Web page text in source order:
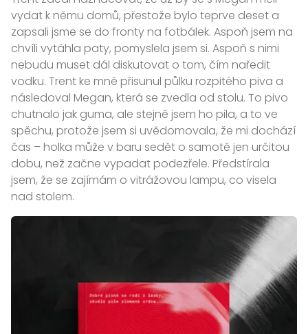
vydat k němu domů, přestože bylo teprve deset a
zapsali jsme se do fronty na fotbálek. Aspoň jsem na
chvíli vytáhla paty, pomyslela jsem si. Aspoň s nimi
nebudu muset dál diskutovat o tom, čím naředit
vodku. Trent ke mně přisunul půlku rozpitého piva a
následoval Megan, která se zvedla od stolu. To pivo
chutnalo jak guma, ale stejně jsem ho pila, a to ve
spěchu, protože jsem si uvědomovala, že mi dochází
čas – holka může v baru sedět o samotě jen určitou
dobu, než začne vypadat podezřele. Předstírala
jsem, že se zajímám o vitrážovou lampu, co visela
nad stolem.